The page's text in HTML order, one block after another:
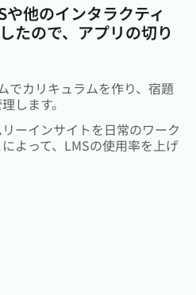
他のインタラクティ
たので、アプリの切り
でカリキュラムを作り、宿題
します。
ーインサイトを日常のワーク
よって、LMSの使用率を上げ